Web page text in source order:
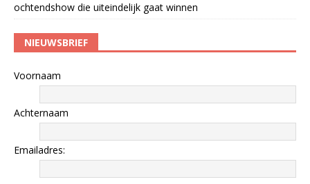
ochtendshow die uiteindelijk gaat winnen
NIEUWSBRIEF
Voornaam
Achternaam
Emailadres: